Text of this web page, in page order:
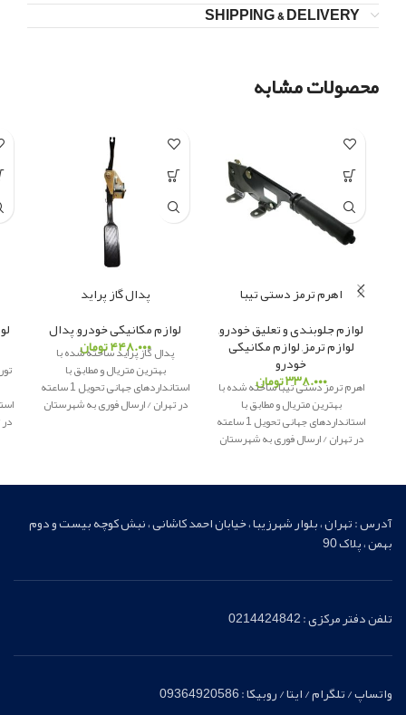
SHIPPING & DELIVERY
محصولات مشابه
اهرم ترمز دستی تیبا
لوازم جلوبندی و تعلیق خودرو,
لوازم ترمز,لوازم مکانیکی
خودرو
۳۳۸.۰۰۰تومان
اهرم ترمز دستی تیبا ساخته شده با
بهترین متریال و مطابق با
استانداردهای جهانی تحویل 1 ساعته
در تهران / ارسال فوری به شهرستان
پدال گاز پراید
لوازم مکانیکی خودرو,پدال
۴۴۸.۰۰۰تومان
پدال گاز پراید ساخته شده با
بهترین متریال و مطابق با
استانداردهای جهانی تحویل 1 ساعته
در تهران / ارسال فوری به شهرستان
آدرس : تهران ، بلوار شهرزیبا ، خیابان احمد کاشانی ، نبش کوچه بیست و دوم
بهمن ، پلاک 90
تلفن دفتر مرکزی : 0214424842
واتساپ / تلگرام / ایتا / روبیکا : 09364920586